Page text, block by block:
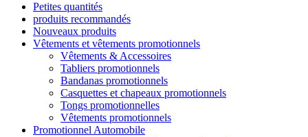
Petites quantités
produits recommandés
Nouveaux produits
Vêtements et vêtements promotionnels
Vêtements & Accessoires
Tabliers promotionnels
Bandanas promotionnels
Casquettes et chapeaux promotionnels
Tongs promotionnelles
Vêtements promotionnels
Promotionnel Automobile